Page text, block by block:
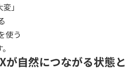
」
使う
自然につながる状態と